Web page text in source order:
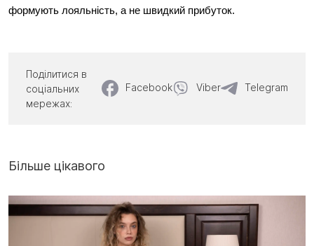
формують лояльність, а не швидкий прибуток.
Поділитися в
соціальних
мережах:
Facebook Viber Telegram
Більше цікавого